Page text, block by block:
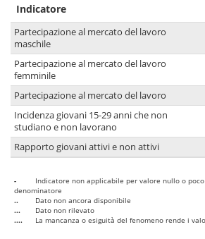
Indicatore
Partecipazione al mercato del lavoro
maschile
Partecipazione al mercato del lavoro
femminile
Partecipazione al mercato del lavoro
Incidenza giovani 15-29 anni che non
studiano e non lavorano
Rapporto giovani attivi e non attivi
-
Indicatore non applicabile per valore nullo o
denominatore
..
Dato non ancora disponibile
...
Dato non rilevato
....
La mancanza o esiguità del fenomeno rende i